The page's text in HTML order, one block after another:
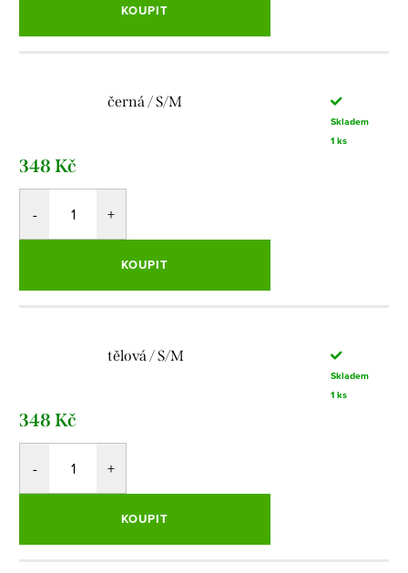
KOUPIT
černá / S/M
Skladem
1 ks
348 Kč
KOUPIT
tělová / S/M
Skladem
1 ks
348 Kč
KOUPIT